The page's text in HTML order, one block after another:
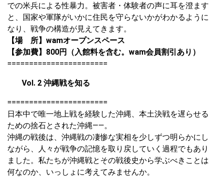
での米兵による性暴力。被害者・体験者の声に耳を澄ます
と、国家や軍隊がいかに住民を守らないかがわかるように
なり、戦争の構造が見えてきます。
【場 所】wamオープンスペース
【参加費】800円（入館料を含む。wam会員割引あり）
=======================
Vol. 2 沖縄戦を知る
=======================
日本中で唯一地上戦を経験した沖縄、本土決戦を遅らせる
ための捨石とされた沖縄――。
沖縄の戦後は、沖縄戦の凄惨な実相を少しずつ明らかにし
ながら、人々が戦争の記憶を取り戻していく過程でもあり
ました。私たちが沖縄戦とその戦後史から学ぶべきことは
何なのか、いっしょに考えてみませんか。